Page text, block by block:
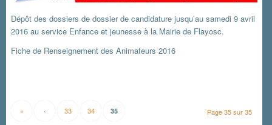
Dépôt des dossiers de dossier de candidature jusqu’au samedi 9 avril
2016 au service Enfance et jeunesse à la Mairie de Flayosc.
Fiche de Renseignement des Animateurs 2016
Page 35 sur 35
« ‹ 33 34 35